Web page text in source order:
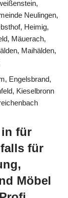
Neulingen,
Heimig,
Mäuerach,
Maihälden,
Engelsbrand,
Kieselbronn
in für
für
Möbel